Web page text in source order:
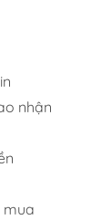
nhận
mua